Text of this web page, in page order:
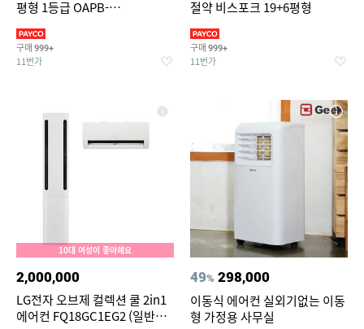
평형 1등급 OAPB-
구매 999+
11번가
절약 비스포크 19+6평형
구매 999+
11번가
10대 여성이 좋아해요
2,000,000
LG전자 오브제 컬렉션 쿨 2in1
에어컨 FQ18GC1EG2 (일반배
49% 298,000
이동식 에어컨 실외기없는 이동
형 가정용 사무실